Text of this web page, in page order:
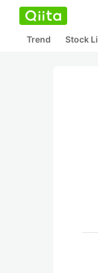
Trend Stock